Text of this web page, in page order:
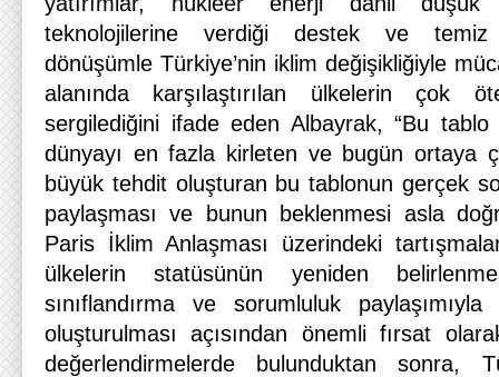
teknolojilerine verdiği destek ve temiz
dönüşümle Türkiye’nin iklim değişikliğiyle
alanında karşılaştırılan ülkelerin çok
sergilediğini ifade eden Albayrak, “Bu tablo
dünyayı en fazla kirleten ve bugün ortaya
büyük tehdit oluşturan bu tablonun gerçek
paylaşması ve bunun beklenmesi asla
Paris İklim Anlaşması üzerindeki
ülkelerin statüsünün yeniden
sınıflandırma ve sorumluluk
oluşturulması açısından önemli fırsat
değerlendirmelerde bulunduktan sonra,